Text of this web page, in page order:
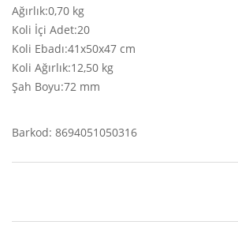
Ağırlık:0,70 kg
Koli İçi Adet:20
Koli Ebadı:41x50x47 cm
Koli Ağırlık:12,50 kg
Şah Boyu:72 mm
Barkod: 8694051050316